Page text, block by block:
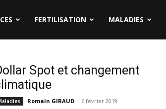
FERTILISATION MALADIES
Spot et changement
Romain GIRAUD - 6 février 2019